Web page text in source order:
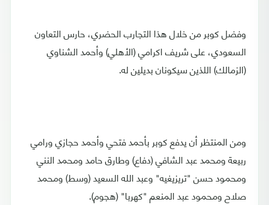
وفضل كوبر من خلال هذا التجارب الحضري، حارس التعاون
السعودي، على شريف اكرامي (الأهلي) وأحمد الشناوي
(الزمالك) اللذين سيكونان بديلين له.
ومن المنتظر أن يدفع كوبر بأحمد فتحي وأحمد حجازي ورامي
ربيعة ومحمد عبد الشافي (دفاع) وطارق حامد ومحمد النني
ومحمود حسن "تريزيغيه" وعبد الله السعيد (وسط) ومحمد
صلاح ومحمود عبد المنعم "كهربا" (هجوم).